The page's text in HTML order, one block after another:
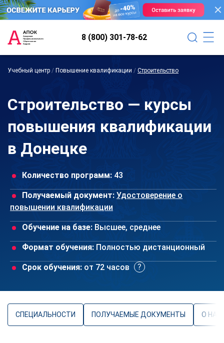
8 (800) 301-78-62
Учебный центр / Повышение квалификации / Строительство
Строительство — курсы
повышения квалификации
в Донецке
Количество программ: 43
Получаемый документ: Удостоверение о
повышении квалификации
Обучение на базе: Высшее, среднее
Формат обучения: Полностью дистанционный
Срок обучения: от 72 часов
СПЕЦИАЛЬНОСТИ ПОЛУЧАЕМЫЕ ДОКУМЕНТЫ О